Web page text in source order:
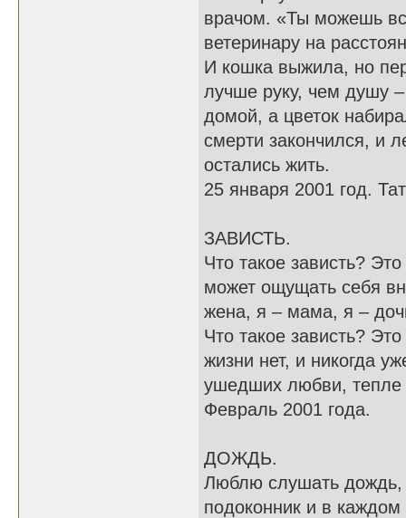
врачом. «Ты можешь
ветеринару на
И кошка выжила, но
лучше руку, чем душу
домой, а цветок
смерти закончился, и
остались жить.
25 января 2001 год.
ЗАВИСТЬ.
Что такое зависть?
может ощущать себя
жена, я – мама, я –
Что такое зависть?
жизни нет, и никогда
ушедших любви, тепле
Февраль 2001 года.
ДОЖДЬ.
Люблю слушать дождь,
подоконник и в